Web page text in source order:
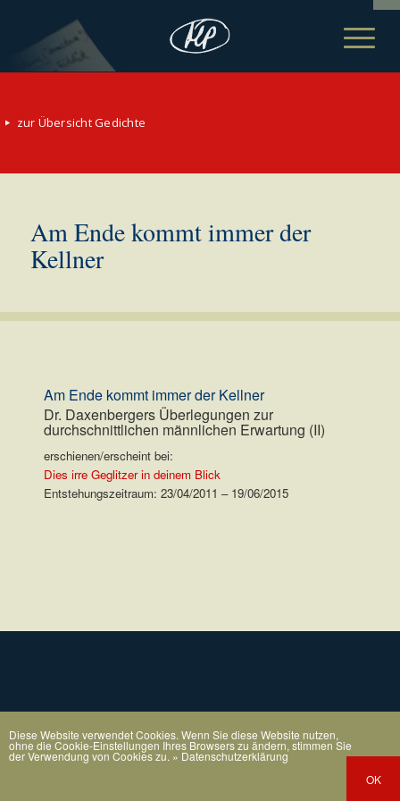
zur Übersicht Gedichte
Am Ende kommt immer der
Kellner
Am Ende kommt immer der Kellner
Dr. Daxenbergers Überlegungen zur
durchschnittlichen männlichen Erwartung (II)
erschienen/erscheint bei:
Dies irre Geglitzer in deinem Blick
Entstehungszeitraum: 23/04/2011 – 19/06/2015
Diese Website verwendet Cookies. Wenn Sie diese Website nutzen,
ohne die Cookie-Einstellungen Ihres Browsers zu ändern, stimmen Sie
der Verwendung von Cookies zu. » Datenschutzerklärung
OK